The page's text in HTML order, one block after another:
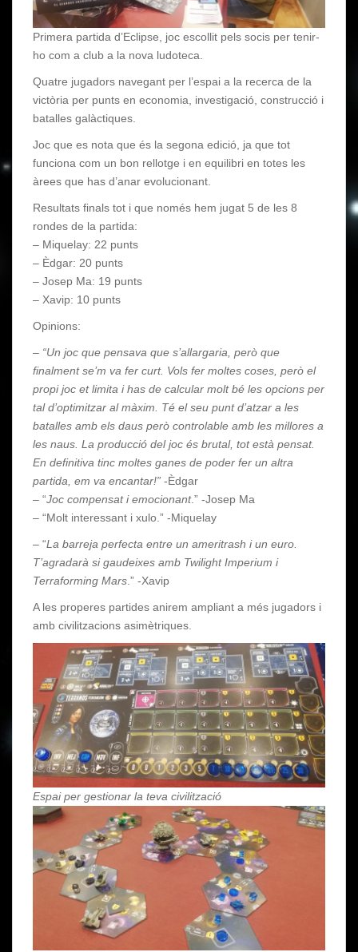
Primera partida d’Eclipse, joc escollit pels socis per tenir-
ho com a club a la nova ludoteca.
Quatre jugadors navegant per l’espai a la recerca de la
victòria per punts en economia, investigació, construcció i
batalles galàctiques.
Joc que es nota que és la segona edició, ja que tot
funciona com un bon rellotge i en equilibri en totes les
àrees que has d’anar evolucionant.
Resultats finals tot i que només hem jugat 5 de les 8
rondes de la partida:
– Miquelay: 22 punts
– Èdgar: 20 punts
– Josep Ma: 19 punts
– Xavip: 10 punts
Opinions:
– “Un joc que pensava que s’allargaria, però que
finalment se’m va fer curt. Vols fer moltes coses, però el
propi joc et limita i has de calcular molt bé les opcions per
tal d’optimitzar al màxim. Té el seu punt d’atzar a les
batalles amb els daus però controlable amb les millores a
les naus. La producció del joc és brutal, tot està pensat.
En definitiva tinc moltes ganes de poder fer un altra
partida, em va encantar!” -Èdgar
– “Joc compensat i emocionant.” -Josep Ma
– “Molt interessant i xulo.” -Miquelay
– “La barreja perfecta entre un ameritrash i un euro.
T’agradarà si gaudeixes amb Twilight Imperium i
Terraforming Mars .” -Xavip
A les properes partides anirem ampliant a més jugadors i
amb civilitzacions asimètriques.
Espai per gestionar la teva civilització